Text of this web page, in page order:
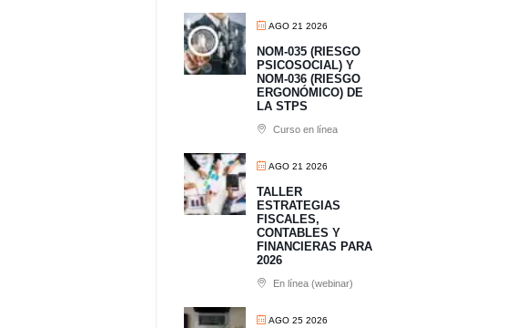
AGO 21 2026
NOM-035 (RIESGO
PSICOSOCIAL) Y
NOM-036 (RIESGO
ERGONÓMICO) DE
LA STPS
Curso en línea
AGO 21 2026
TALLER
ESTRATEGIAS
FISCALES,
CONTABLES Y
FINANCIERAS PARA
2026
En línea (webinar)
AGO 25 2026